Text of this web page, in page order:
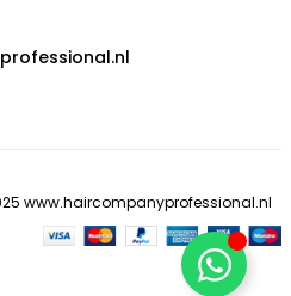
www.haircompanyprofessional.nl